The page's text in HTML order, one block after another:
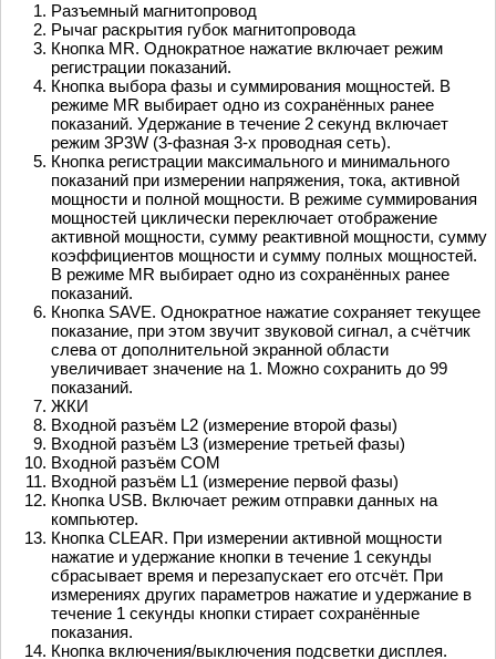
Разъемный магнитопровод
Рычаг раскрытия губок магнитопровода
Кнопка MR. Однократное нажатие включает режим
регистрации показаний.
Кнопка выбора фазы и суммирования мощностей. В
режиме MR выбирает одно из сохранённых ранее
показаний. Удержание в течение 2 секунд включает
режим 3P3W (3-фазная 3-х проводная сеть).
Кнопка регистрации максимального и минимального
показаний при измерении напряжения, тока, активной
мощности и полной мощности. В режиме суммирования
мощностей циклически переключает отображение
активной мощности, сумму реактивной мощности, сумму
коэффициентов мощности и сумму полных мощностей.
В режиме MR выбирает одно из сохранённых ранее
показаний.
Кнопка SAVE. Однократное нажатие сохраняет текущее
показание, при этом звучит звуковой сигнал, а счётчик
слева от дополнительной экранной области
увеличивает значение на 1. Можно сохранить до 99
показаний.
ЖКИ
Входной разъём L2 (измерение второй фазы)
Входной разъём L3 (измерение третьей фазы)
Входной разъём COM
Входной разъём L1 (измерение первой фазы)
Кнопка USB. Включает режим отправки данных на
компьютер.
Кнопка CLEAR. При измерении активной мощности
нажатие и удержание кнопки в течение 1 секунды
сбрасывает время и перезапускает его отсчёт. При
измерениях других параметров нажатие и удержание в
течение 1 секунды кнопки стирает сохранённые
показания.
Кнопка включения/выключения подсветки дисплея.